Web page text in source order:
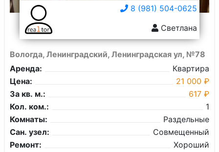
8 (981) 504-0625
Светлана
Вологда, Ленинградский, Ленинградская ул, №78
Аренда:
Квартира
Цена:
21 000 ₽
За кв. м.:
617 ₽
Кол. ком.:
1
Комнаты:
Раздельные
Сан. узел:
Совмещенный
Ремонт:
Хороший